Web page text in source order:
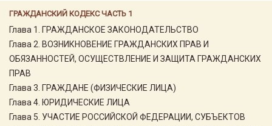
ГРАЖДАНСКИЙ КОДЕКС ЧАСТЬ 1
Глава 1. ГРАЖДАНСКОЕ ЗАКОНОДАТЕЛЬСТВО
Глава 2. ВОЗНИКНОВЕНИЕ ГРАЖДАНСКИХ ПРАВ И
ОБЯЗАННОСТЕЙ, ОСУЩЕСТВЛЕНИЕ И ЗАЩИТА ГРАЖДАНСКИХ
ПРАВ
Глава 3. ГРАЖДАНЕ (ФИЗИЧЕСКИЕ ЛИЦА)
Глава 4. ЮРИДИЧЕСКИЕ ЛИЦА
Глава 5. УЧАСТИЕ РОССИЙСКОЙ ФЕДЕРАЦИИ, СУБЪЕКТОВ